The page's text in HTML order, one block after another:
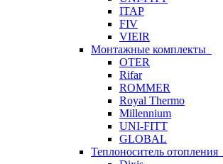
ITAP
FIV
VIEIR
Монтажные комплекты
OTER
Rifar
ROMMER
Royal Thermo
Millennium
UNI-FITT
GLOBAL
Теплоноситель отопления